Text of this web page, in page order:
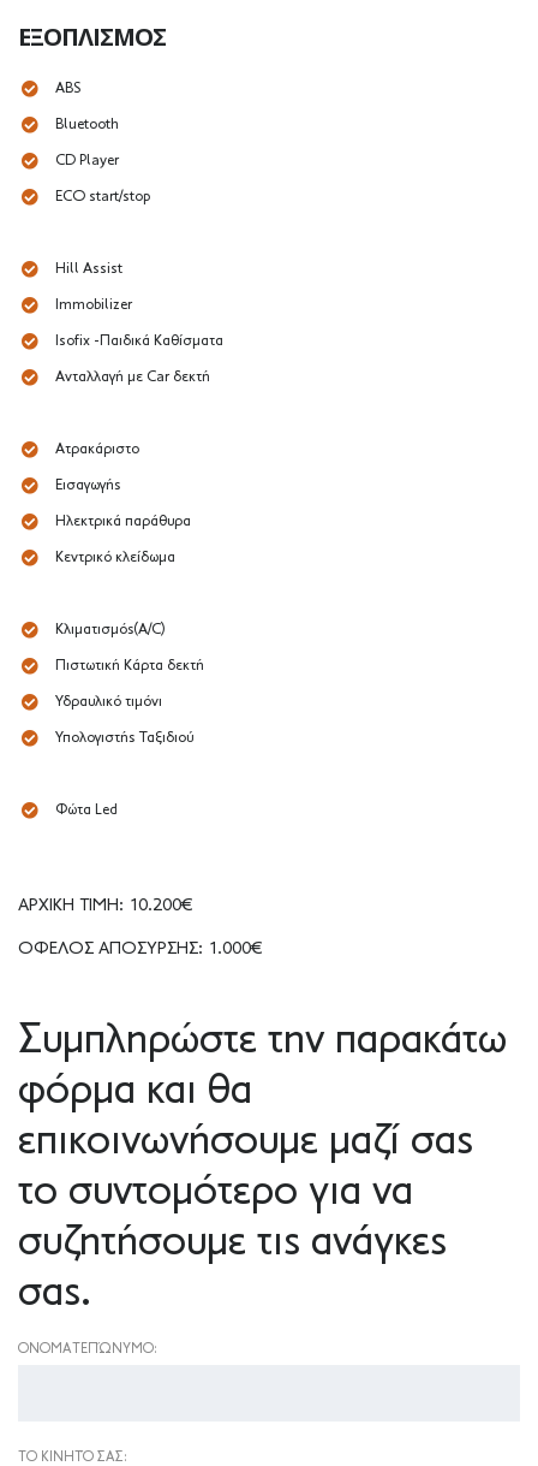
ΕΞΟΠΛΙΣΜΌΣ
ABS
Bluetooth
CD Player
ECO start/stop
Hill Assist
Immobilizer
Isofix -Παιδικά Καθίσματα
Ανταλλαγή με Car δεκτή
Ατρακάριστο
Εισαγωγής
Ηλεκτρικά παράθυρα
Κεντρικό κλείδωμα
Κλιματισμός(A/C)
Πιστωτική Κάρτα δεκτή
Υδραυλικό τιμόνι
Υπολογιστής Ταξιδιού
Φώτα Led
ΑΡΧΙΚΗ ΤΙΜΗ: 10.200€
ΟΦΕΛΟΣ ΑΠΟΣΥΡΣΗΣ: 1.000€
Συμπληρώστε την παρακάτω
φόρμα και θα
επικοινωνήσουμε μαζί σας
το συντομότερο για να
συζητήσουμε τις ανάγκες
σας.
ΟΝΟΜΑΤΕΠΏΝΥΜΟ:
ΤΟ ΚΙΝΗΤΌ ΣΑΣ: